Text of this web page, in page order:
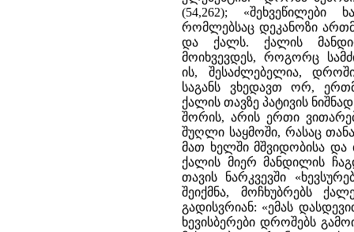
(54,262);
რომლებსაც დეკანოზი
და ქალს. ქალის
მოიხვევდეს, როგორც
ის, შესაძლებელია,
საგანს ვხედავთ ორ,
ქალის თავზე პატივის
შორის, არის ერთი
შუღლი საყმოში, რასაც
მათ ხელში მშვიდობისა და
ქალის მიერ მანდილის
თავის ნარკვევში
შეიქმნა, მოჩხუბრებს
გადისვრიან: «ემას
ხევისბერები დროშებს